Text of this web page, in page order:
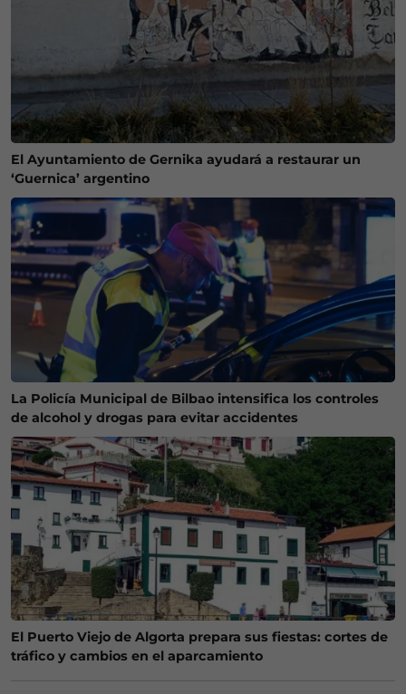
El Ayuntamiento de Gernika ayudará a restaurar un
‘Guernica’ argentino
La Policía Municipal de Bilbao intensifica los controles
de alcohol y drogas para evitar accidentes
El Puerto Viejo de Algorta prepara sus fiestas: cortes de
tráfico y cambios en el aparcamiento